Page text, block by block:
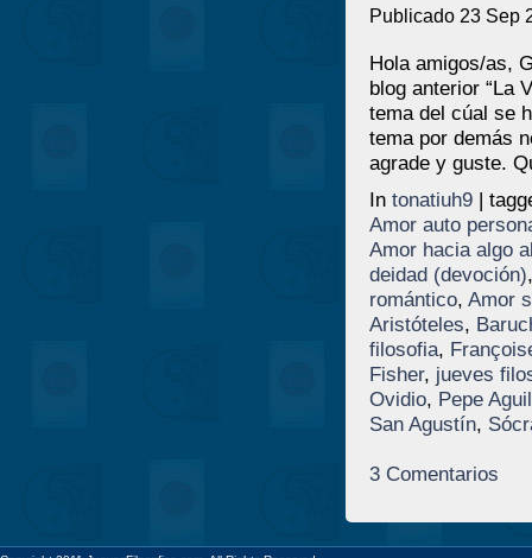
Publicado 23 Sep
Hola amigos/as,
blog anterior “La
tema del cúal se
tema por demás
agrade y guste.
In tonatiuh9|
Amor auto
Amor hacia algo
deidad (devoción)
romántico, Amor
Aristóteles,
filosofia,
Fisher, jueves
Ovidio, Pepe
San Agustín,
3 Comentarios